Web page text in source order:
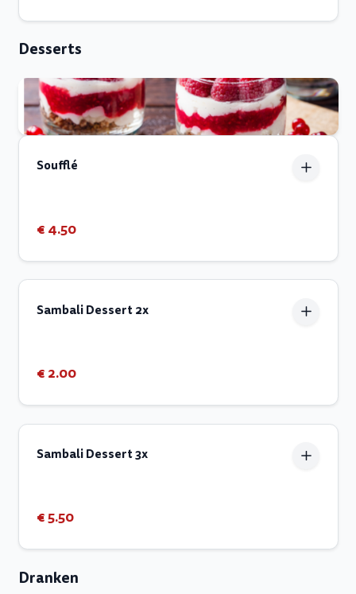
Desserts
Soufflé
€ 4.50
Sambali Dessert 2x
€ 2.00
Sambali Dessert 3x
€ 5.50
Dranken